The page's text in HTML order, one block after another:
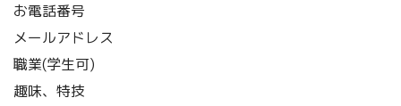
お電話番号
メールアドレス
職業(学生可)
趣味、特技